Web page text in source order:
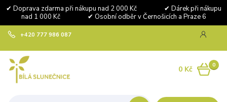
✔ Doprava zdarma při nákupu nad 2 000 Kč ✔ Dárek při nákupu
nad 1 000 Kč ✔ Osobní odběr v Černošicích a Praze 6
+420 777 986 087
0
0 Kč